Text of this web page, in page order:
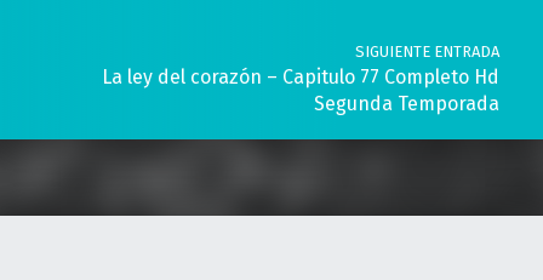
SIGUIENTE ENTRADA
La ley del corazón – Capitulo 77 Completo Hd
Segunda Temporada